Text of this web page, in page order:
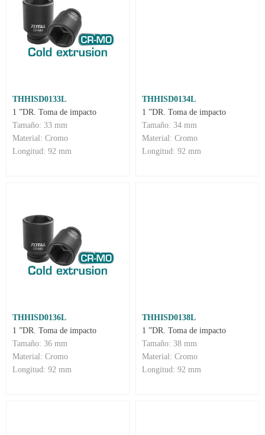
THHISD0133L
1 ”DR. Toma de impacto
Tamaño: 33 mm
Material: Cromo
Longitud: 92 mm
THHISD0134L
1 ”DR. Toma de impacto
Tamaño: 34 mm
Material: Cromo
Longitud: 92 mm
THHISD0136L
1 ”DR. Toma de impacto
Tamaño: 36 mm
Material: Cromo
Longitud: 92 mm
THHISD0138L
1 ”DR. Toma de impacto
Tamaño: 38 mm
Material: Cromo
Longitud: 92 mm